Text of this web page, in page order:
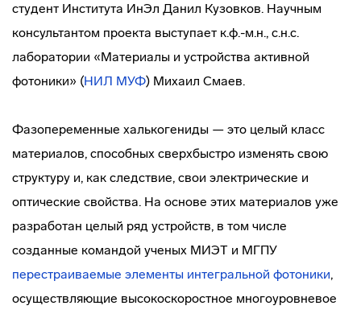
студент Института ИнЭл Данил Кузовков. Научным
консультантом проекта выступает к.ф.-м.н., с.н.с.
лаборатории «Материалы и устройства активной
фотоники» (НИЛ МУФ) Михаил Смаев.
Фазопеременные халькогениды — это целый класс
материалов, способных сверхбыстро изменять свою
структуру и, как следствие, свои электрические и
оптические свойства. На основе этих материалов уже
разработан целый ряд устройств, в том числе
созданные командой ученых МИЭТ и МГПУ
перестраиваемые элементы интегральной фотоники,
осуществляющие высокоскоростное многоуровневое